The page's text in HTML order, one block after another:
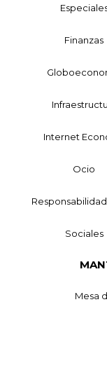
Finanzas
Internet
Ocio
Sociales
Mesa